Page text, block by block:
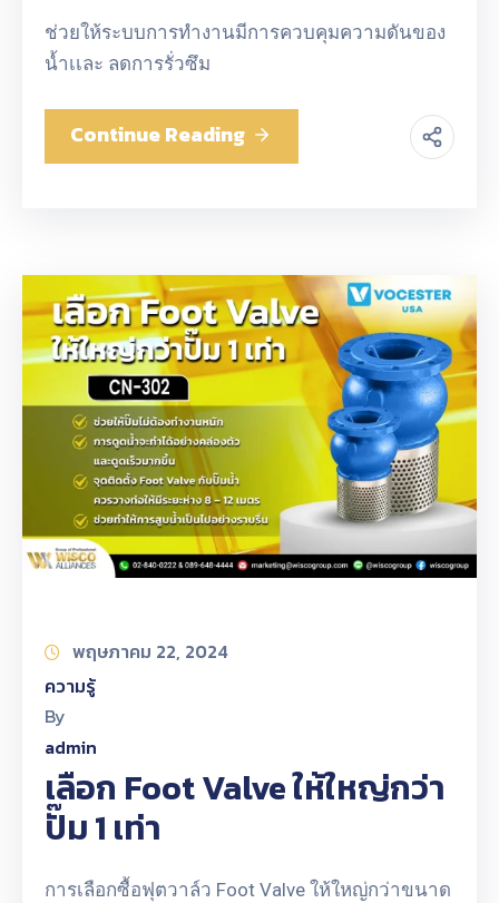
ช่วยให้ระบบการทำงานมีการควบคุมความดันของ
น้ำเเละ ลดการรั่วซึม
Continue Reading
พฤษภาคม 22, 2024
ความรู้
By
admin
เลือก Foot Valve ให้ใหญ่กว่า
ปั๊ม 1 เท่า
การเลือกซื้อฟุตวาล์ว Foot Valve ให้ใหญ่กว่าขนาด